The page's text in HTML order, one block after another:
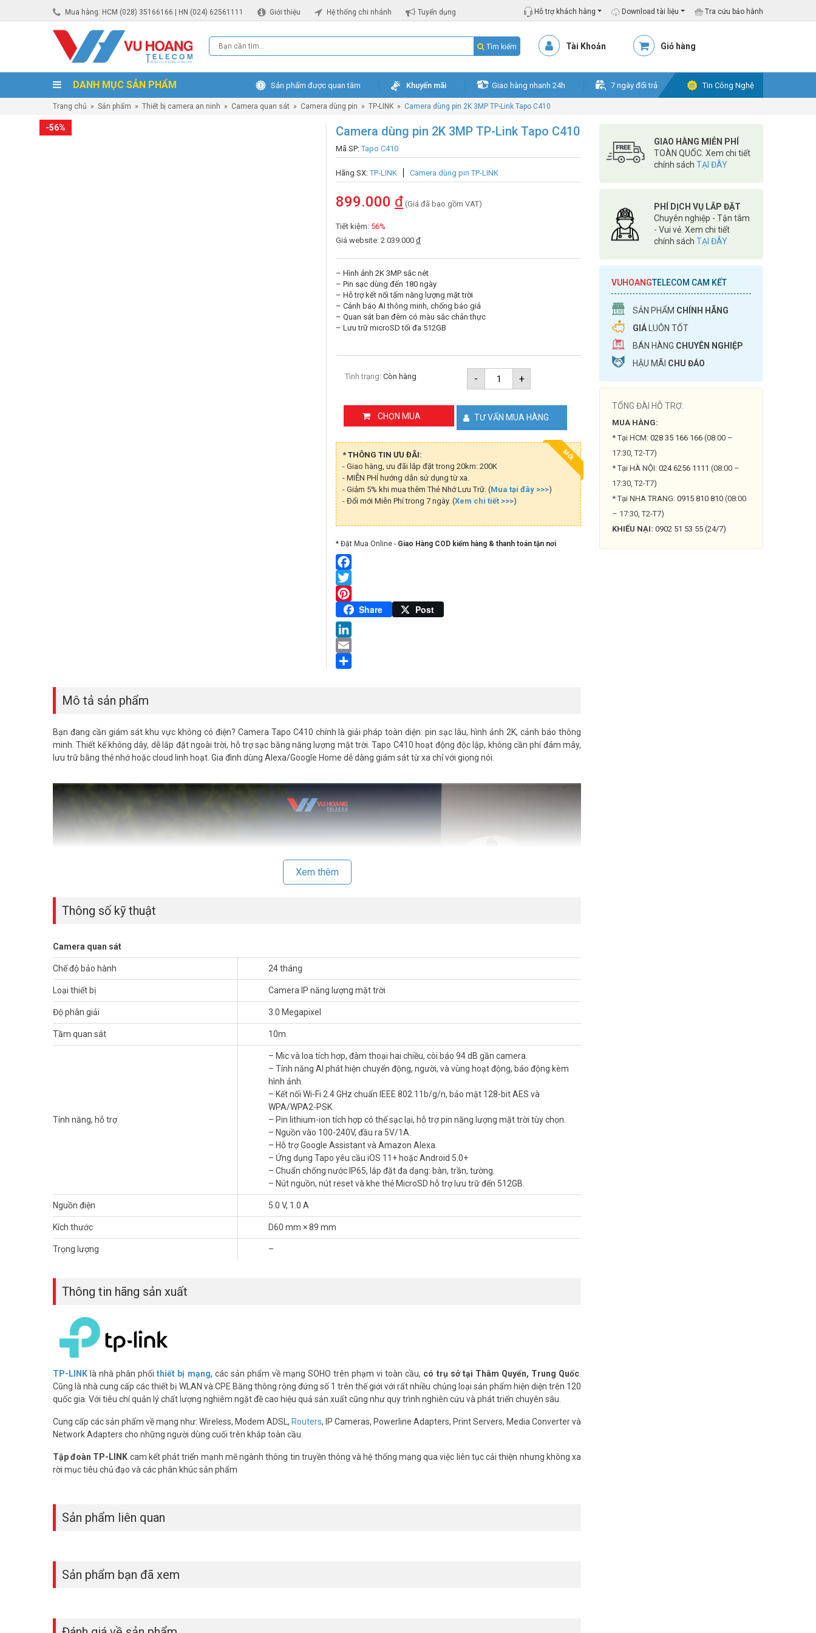
Mua hàng: HCM (028) 35166166 | HN (024) 62561111 Giới thiệu Hệ thống chi nhánh Tuyển dụng Hỗ trợ khách hàng Download tài liệu Tra cứu bảo hành
Tìm kiếm Tài Khoản Giỏ hàng
DANH MỤC SẢN PHẨM Sản phẩm được quan tâm Khuyến mãi Giao hàng nhanh 24h 7 ngày đổi trả Tin Công Nghệ
Trang chủ » Sản phẩm » Thiết bị camera an ninh » Camera quan sát » Camera dùng pin » TP-LINK » Camera dùng pin 2K 3MP TP-Link Tapo C410
-56% Camera dùng pin 2K 3MP TP-Link Tapo C410
Mã SP:Tapo C410
Hãng SX:TP-LINK Camera dùng pin TP-LINK
899.000 đ (Giá đã bao gồm VAT)
Tiết kiệm: 56%
Giá website: 2.039.000 đ
– Hình ảnh 2K 3MP sắc nét
– Pin sạc dùng đến 180 ngày
– Hỗ trợ kết nối tấm năng lượng mặt trời
– Cảnh báo AI thông minh, chống báo giả
– Quan sát ban đêm có màu sắc chân thực
– Lưu trữ microSD tối đa 512GB
-
Camera
dùng
pin
3MP
TP-
Link
Tapo
+
Tình trạng: Còn hàng
CHỌN MUA TƯ VẤN MUA HÀNG
MỚI
* THÔNG TIN ƯU ĐÃI:
- Giao hàng, ưu đãi lắp đặt trong 20km: 200K
- MIỄN PHÍ hướng dẫn sử dụng từ xa.
- Giảm 5% khi mua thêm Thẻ Nhớ Lưu Trữ. (Mua tại đây >>>)
- Đổi mới Miễn Phí trong 7 ngày. (Xem chi tiết >>>)
* Đặt Mua Online - Giao Hàng COD kiểm hàng & thanh toán tận nơi
Facebook
Twitter
Pinterest
Share Post
LinkedIn
Email
Mô tả sản phẩm
Bạn đang cần giám sát khu vực không có điện? Camera Tapo C410 chính là giải pháp toàn diện: pin sạc lâu, hình ảnh 2K, cảnh báo thông
minh. Thiết kế không dây, dễ lắp đặt ngoài trời, hỗ trợ sạc bằng năng lượng mặt trời. Tapo C410 hoạt động độc lập, không cần phí đám mây,
lưu trữ bằng thẻ nhớ hoặc cloud linh hoạt. Gia đình dùng Alexa/Google Home dễ dàng giám sát từ xa chỉ với giọng nói.
Hình ảnh sắc nét 2K, cảnh báo chủ động bằng AI
Tapo C410 có độ phân giải 2K 3MP, hình ảnh chi tiết gấp 1.6 lần Full HD. Cảm biến AI phát hiện chuyển động người chính
xác, hạn chế báo giả từ lá cây, động vật. Tính năng cảnh báo qua còi hú và ánh sáng chớp giúp phòng tránh trộm từ xa.
Lắp đặt đơn giản, không cần dây điện
Tapo C410 tích hợp pin sạc lithium, dùng liên tục đến 180 ngày sau mỗi lần sạc đầy. Có thể kết nối thêm tấm năng lượng mặt trời Tapo Solar
Xem thêm
Thông số kỹ thuật
Camera quan sát
Chế độ bảo hành 24 tháng
Loại thiết bị Camera IP năng lượng mặt trời
Độ phân giải 3.0 Megapixel
Tầm quan sát 10m
Tính năng, hỗ trợ
– Mic và loa tích hợp, đàm thoại hai chiều, còi báo 94 dB gần camera.
– Tính năng AI phát hiện chuyển động, người, và vùng hoạt động, báo động kèm
hình ảnh.
– Kết nối Wi-Fi 2.4 GHz chuẩn IEEE 802.11b/g/n, bảo mật 128-bit AES và
WPA/WPA2-PSK.
– Pin lithium-ion tích hợp có thể sạc lại, hỗ trợ pin năng lượng mặt trời tùy chọn.
– Nguồn vào 100-240V, đầu ra 5V/1A.
– Hỗ trợ Google Assistant và Amazon Alexa.
– Ứng dụng Tapo yêu cầu iOS 11+ hoặc Android 5.0+
– Chuẩn chống nước IP65, lắp đặt đa dạng: bàn, trần, tường.
– Nút nguồn, nút reset và khe thẻ MicroSD hỗ trợ lưu trữ đến 512GB.
Nguồn điện 5.0 V, 1.0 A
Kích thước D60 mm × 89 mm
Trọng lượng –
Thông tin hãng sản xuất
TP-LINK là nhà phân phốithiết bị mạng, các sản phẩm về mạng SOHO trên phạm vi toàn cầu, có trụ sở tại Thâm Quyến, Trung Quốc
Cũng là nhà cung cấp các thiết bị WLAN và CPE Băng thông rộng đứng số 1 trên thế giới với rất nhiều chủng loại sản phẩm hiện diện trên 120
quốc gia. Với tiêu chí quản lý chất lượng nghiêm ngặt đề cao hiệu quả sản xuất cũng như quy trình nghiên cứu và phát triển chuyên sâu.
Cung cấp các sản phẩm về mạng như: Wireless, Modem ADSL, Routers, IP Cameras, Powerline Adapters, Print Servers, Media Converter và
Network Adapters cho những người dùng cuối trên khắp toàn cầu.
Tập đoàn TP-LINK cam kết phát triển mạnh mẽ ngành thông tin truyền thông và hệ thống mạng qua việc liên tục cải thiện nhưng không xa
rời mục tiêu chủ đạo và các phân khúc sản phẩm
Sản phẩm liên quan
Sản phẩm bạn đã xem
GIAO HÀNG MIỄN PHÍ
TOÀN QUỐC. Xem chi tiết
chính sách TẠI ĐÂY
PHÍ DỊCH VỤ LẮP ĐẶT
Chuyên nghiệp - Tận tâm
- Vui vẻ. Xem chi tiết
chính sách TẠI ĐÂY
VUHOANGTELECOM CAM KẾT
SẢN PHẨM CHÍNH HÃNG
GIÁ LUÔN TỐT
BÁN HÀNG CHUYÊN NGHIỆP
HẬU MÃI CHU ĐÁO
TỔNG ĐÀI HỖ TRỢ:
MUA HÀNG:
* Tại HCM: 028 35 166 166 (08:00 –
17:30, T2-T7)
* Tại HÀ NỘI: 024 6256 1111 (08:00 –
17:30, T2-T7)
* Tại NHA TRANG: 0915 810 810 (08:00
– 17:30, T2-T7)
KHIẾU NẠI: 0902 51 53 55 (24/7)